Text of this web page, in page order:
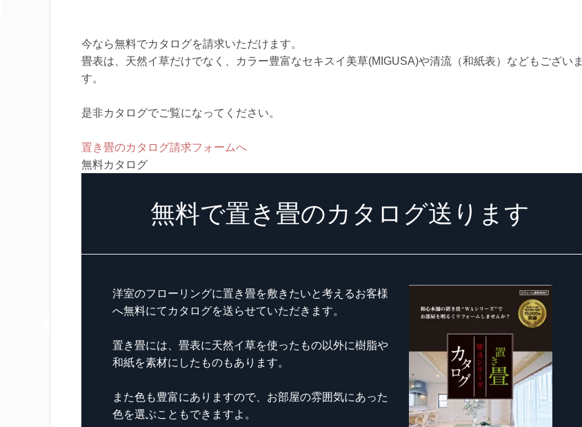
今なら無料でカタログを請求いただけます。
畳表は、天然イ草だけでなく、カラー豊富なセキスイ美草(MIGUSA)や清流（和紙表）などもございま
す。
是非カタログでご覧になってください。
置き畳のカタログ請求フォームへ
無料カタログ
無料で置き畳のカタログ送ります
洋室のフローリングに置き畳を敷きたいと考えるお客様
へ無料にてカタログを送らせていただきます。
置き畳には、畳表に天然イ草を使ったもの以外に樹脂や
和紙を素材にしたものもあります。
また色も豊富にありますので、お部屋の雰囲気にあった
色を選ぶこともできますよ。